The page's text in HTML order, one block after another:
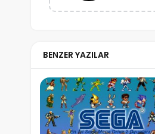
BENZER YAZILAR